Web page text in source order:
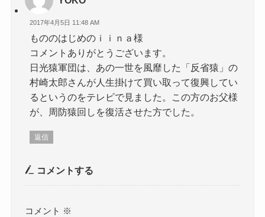
2017年4月5日 11:48 AM
もののはじめのｉｉｎａ様
コメントありがとうございます。
日光猿軍団は、あの一世を風靡した「反省猿」の
村崎太郎さんが人生掛けて買い取って復興してい
るというのをテレビで見ました。この方のお父様
が、周防猿回しを復活させた方でした。
返信
コメントする
コメント ※